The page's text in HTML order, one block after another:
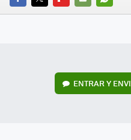
FACEBOOK
TWITTERFLIPBOARD
E-
ENTRAR Y